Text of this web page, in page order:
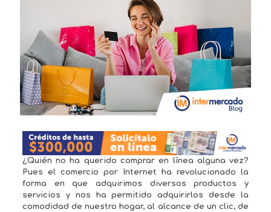
¿Quién no ha querido comprar en línea alguna vez?
Pues el comercio por Internet ha revolucionado la
forma en que adquirimos diversos productos y
servicios y nos ha permitido adquirirlos desde la
comodidad de nuestro hogar, al alcance de un clic, de